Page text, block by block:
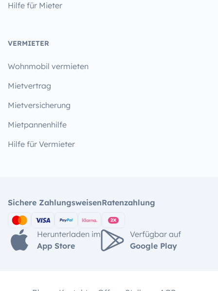
Hilfe für Mieter
VERMIETER
Wohnmobil vermieten
Mietvertrag
Mietversicherung
Mietpannenhilfe
Hilfe für Vermieter
Sichere ZahlungsweisenRatenzahlung
Herunterladen im
App Store
Verfügbar auf
Google Play